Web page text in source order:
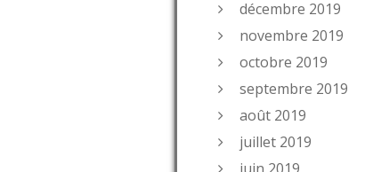
décembre 2019
novembre 2019
octobre 2019
septembre 2019
août 2019
juillet 2019